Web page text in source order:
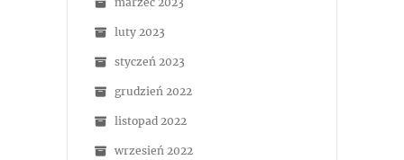
luty 2023
styczeń 2023
grudzień 2022
listopad 2022
wrzesień 2022